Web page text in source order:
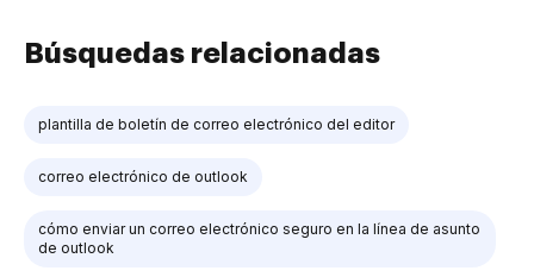
Búsquedas relacionadas
plantilla de boletín de correo electrónico del editor
correo electrónico de outlook
cómo enviar un correo electrónico seguro en la línea de asunto
de outlook